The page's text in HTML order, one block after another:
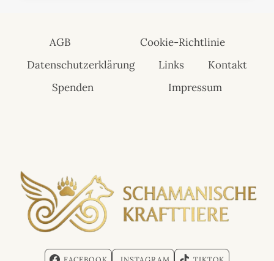
AGB
Cookie-Richtlinie
Datenschutzerklärung
Links
Kontakt
Spenden
Impressum